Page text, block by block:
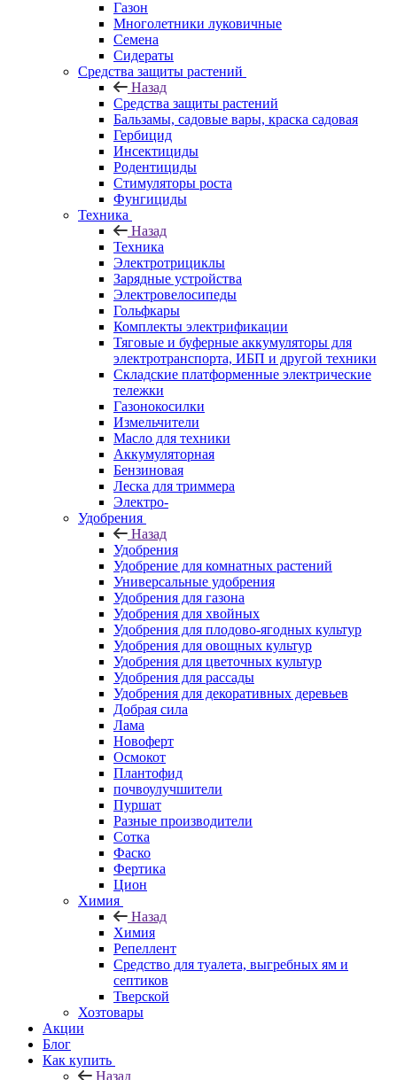
Газон
Многолетники луковичные
Семена
Сидераты
Средства защиты растений
Назад
Средства защиты растений
Бальзамы, садовые вары, краска садовая
Гербицид
Инсектициды
Родентициды
Стимуляторы роста
Фунгициды
Техника
Назад
Техника
Электротрициклы
Зарядные устройства
Электровелосипеды
Гольфкары
Комплекты электрификации
Тяговые и буферные аккумуляторы для
электротранспорта, ИБП и другой техники
Складские платформенные электрические
тележки
Газонокосилки
Измельчители
Масло для техники
Аккумуляторная
Бензиновая
Леска для триммера
Электро-
Удобрения
Назад
Удобрения
Удобрение для комнатных растений
Универсальные удобрения
Удобрения для газона
Удобрения для хвойных
Удобрения для плодово-ягодных культур
Удобрения для овощных культур
Удобрения для цветочных культур
Удобрения для рассады
Удобрения для декоративных деревьев
Добрая сила
Лама
Новоферт
Осмокот
Плантофид
почвоулучшители
Пуршат
Разные производители
Сотка
Фаско
Фертика
Цион
Химия
Назад
Химия
Репеллент
Средство для туалета, выгребных ям и
септиков
Тверской
Хозтовары
Акции
Блог
Как купить
Назад